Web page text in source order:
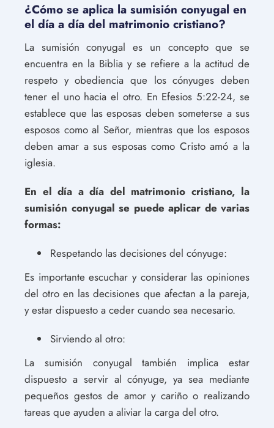
¿Cómo se aplica la sumisión conyugal en
el día a día del matrimonio cristiano?
La sumisión conyugal es un concepto que se
encuentra en la Biblia y se refiere a la actitud de
respeto y obediencia que los cónyuges deben
tener el uno hacia el otro. En Efesios 5:22-24, se
establece que las esposas deben someterse a sus
esposos como al Señor, mientras que los esposos
deben amar a sus esposas como Cristo amó a la
iglesia.
En el día a día del matrimonio cristiano, la
sumisión conyugal se puede aplicar de varias
formas:
Respetando las decisiones del cónyuge:
Es importante escuchar y considerar las opiniones
del otro en las decisiones que afectan a la pareja,
y estar dispuesto a ceder cuando sea necesario.
Sirviendo al otro:
La sumisión conyugal también implica estar
dispuesto a servir al cónyuge, ya sea mediante
pequeños gestos de amor y cariño o realizando
tareas que ayuden a aliviar la carga del otro.